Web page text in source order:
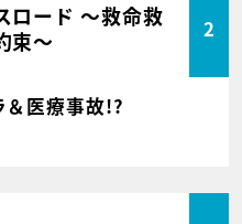
ロード ～救命救
束～
2
医療事故!?